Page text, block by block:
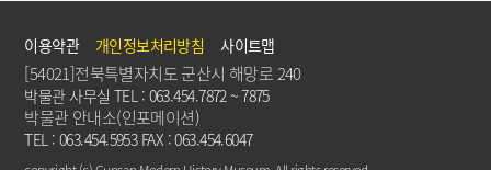
이용약관 개인정보처리방침 사이트맵
[54021]전북특별자치도 군산시 해망로 240
박물관 사무실 TEL : 063.454.7872 ~ 7875
박물관 안내소(인포메이션)
TEL : 063.454.5953 FAX : 063.454.6047